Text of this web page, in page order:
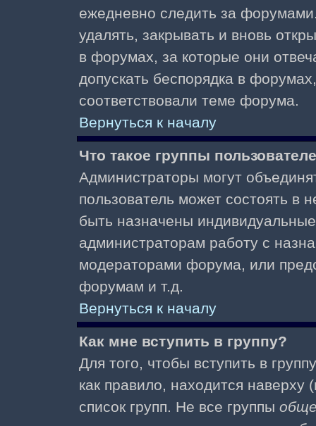
ежедневно следить за
удалять, закрывать и вновь
в форумах, за которые они
допускать беспорядка в
соответствовали теме форума.
Вернуться к началу
Что такое группы
Администраторы могут
пользователь может состоять в
быть назначены
администраторам работу с
модераторами форума, или
форумам и т.д.
Вернуться к началу
Как мне вступить в группу?
Для того, чтобы вступить в
как правило, находится
список групп. Не все группы